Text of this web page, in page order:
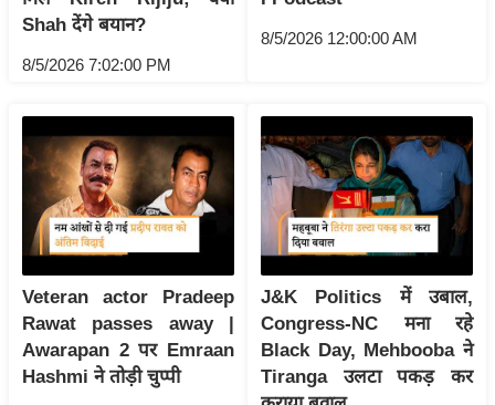
ड
फि
स
मी
क्षा
B
e
a
k
i
n
Shah देंगे बयान?
8/5/2026 7:02:00 PM
8/5/2026 12:00:00 AM
Veteran actor Pradeep
Rawat passes away |
Awarapan 2 पर Emraan
Hashmi ने तोड़ी चुप्पी
J&K Politics में उबाल,
Congress-NC मना रहे
Black Day, Mehbooba ने
Tiranga उलटा पकड़ कर